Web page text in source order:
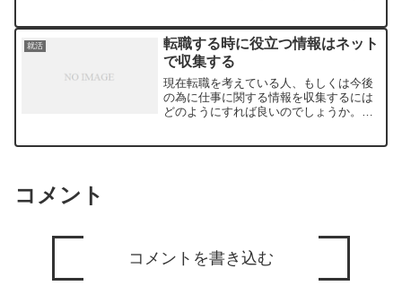
します。かつて、日本経済が好調だった
ころは、高卒や専門学校卒...
就活
転職する時に役立つ情報はネット
で収集する
現在転職を考えている人、もしくは今後
の為に仕事に関する情報を収集するには
どのようにすれば良いのでしょうか。イ
コメント
コメントを書き込む